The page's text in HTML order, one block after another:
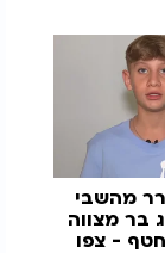
מהשבי
בר מצווה
- צפו